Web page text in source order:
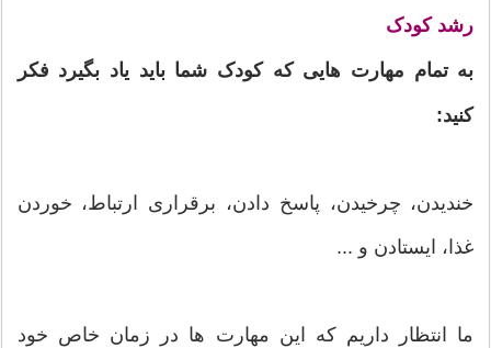
رشد کودک
به تمام مهارت هایی که کودک شما باید یاد بگیرد فکر
کنید:
خندیدن، چرخیدن، پاسخ دادن، برقراری ارتباط، خوردن
غذا، ایستادن و ...
ما انتظار داریم که این مهارت ها در زمان خاص خود